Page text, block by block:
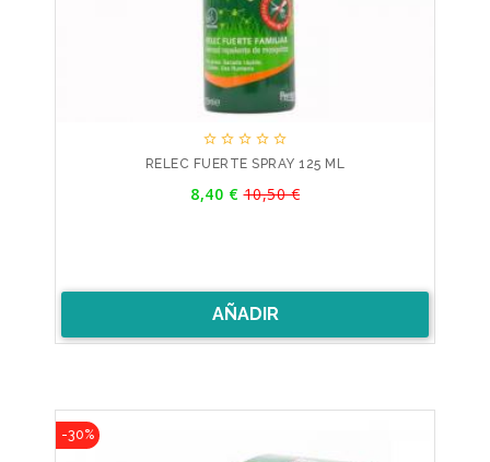
    
RELEC FUERTE SPRAY 125 ML
8,40 €Precio
10,50 €
AÑADIR
-30%